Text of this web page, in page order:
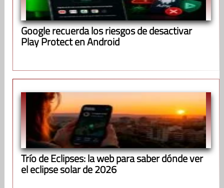
Google recuerda los riesgos de desactivar
Play Protect en Android
Trío de Eclipses: la web para saber dónde ver
el eclipse solar de 2026